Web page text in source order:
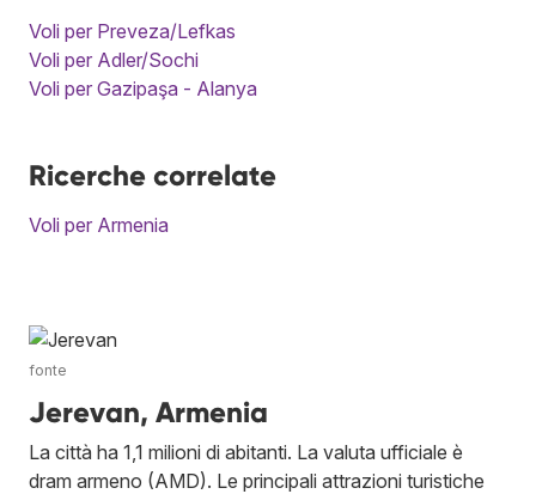
Voli per Preveza/Lefkas
Voli per Adler/Sochi
Voli per Gazipaşa - Alanya
Ricerche correlate
Voli per Armenia
fonte
Jerevan, Armenia
La città ha 1,1 milioni di abitanti. La valuta ufficiale è
dram armeno (AMD). Le principali attrazioni turistiche